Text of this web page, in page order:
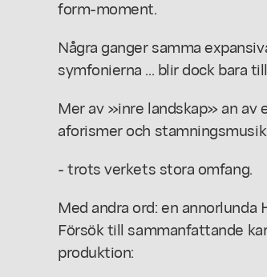
form-moment.
Några ganger samma
symfonierna ... blir dock bara
Mer av »inre landskap» an av
aforismer och stamningsmusik
- trots verkets stora omfang.
Med andra ord: en annorlunda
Försök till sammanfattande
produktion: